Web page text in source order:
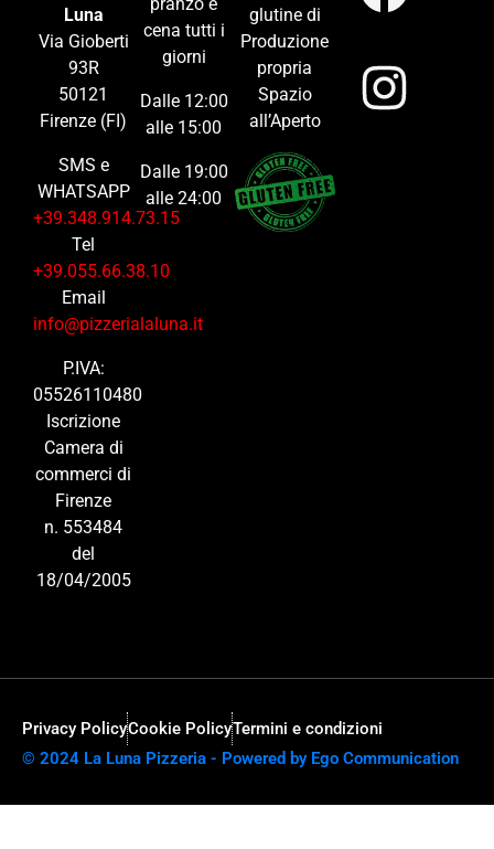
Luna
Via Gioberti
93R
50121
Firenze (FI)
SMS e
WHATSAPP
+39.348.914.73.15
Tel
+39.055.66.38.10
Email
info@pizzerialaluna.it
P.IVA:
05526110480
Iscrizione
Camera di
commerci di
Firenze
n. 553484
del
18/04/2005
cena tutti i
giorni
Dalle 12:00
alle 15:00
Dalle 19:00
alle 24:00
glutine di
Produzione
propria
Spazio
all’Aperto
Privacy PolicyCookie PolicyTermini e condizioni
© 2024 La Luna Pizzeria - Powered by Ego Communication